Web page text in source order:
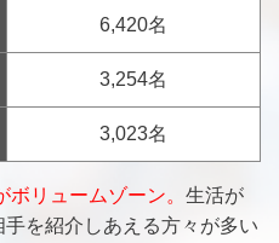
6,420名
3,254名
3,023名
リュームゾーン。 生活が
を紹介しあえる方々が多い